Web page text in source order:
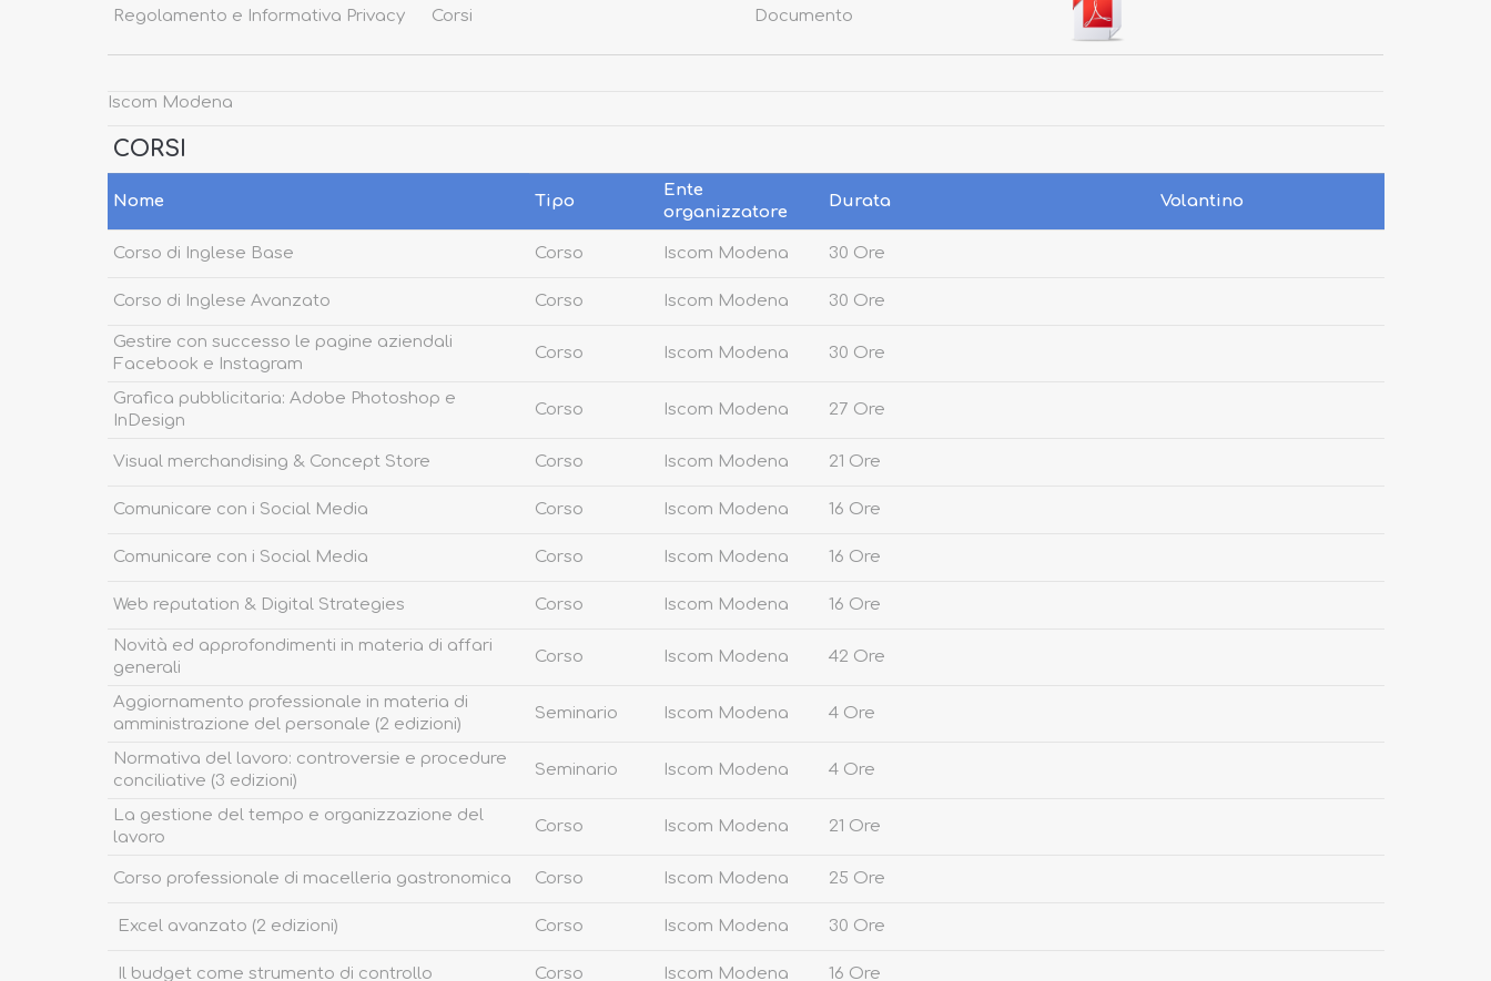
Regolamento e Informativa Privacy Corsi Documento
Iscom Modena​
CORSI
Nome Tipo
Ente
organizzatore
Durata Volantino
Corso di Inglese Base Corso Iscom Modena 30 Ore
Corso di Inglese Avanzato Corso Iscom Modena 30 Ore
Gestire con successo le pagine aziendali
Facebook e Instagram
Corso Iscom Modena 30 Ore
Grafica pubblicitaria: Adobe Photoshop e
InDesign
Corso Iscom Modena 27 Ore
Visual merchandising & Concept Store Corso Iscom Modena 21 Ore
Comunicare con i Social Media Corso Iscom Modena 16 Ore
Comunicare con i Social Media Corso Iscom Modena 16 Ore
Web reputation & Digital Strategies Corso Iscom Modena 16 Ore
Novità ed approfondimenti in materia di affari
generali
Corso Iscom Modena 42 Ore
Aggiornamento professionale in materia di
amministrazione del personale (2 edizioni)
Seminario Iscom Modena 4 Ore
Normativa del lavoro: controversie e procedure
conciliative (3 edizioni)
Seminario Iscom Modena 4 Ore
La gestione del tempo e organizzazione del
lavoro
Corso Iscom Modena 21 Ore
Corso professionale di macelleria gastronomica Corso Iscom Modena 25 Ore
Excel avanzato (2 edizioni) Corso Iscom Modena 30 Ore
Il budget come strumento di controllo Corso Iscom Modena 16 Ore